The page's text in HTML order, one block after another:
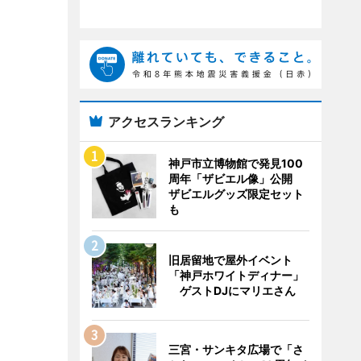
アクセスランキング
神戸市立博物館で発見100
周年「ザビエル像」公開
ザビエルグッズ限定セット
も
旧居留地で屋外イベント
「神戸ホワイトディナー」
ゲストDJにマリエさん
三宮・サンキタ広場で「さ